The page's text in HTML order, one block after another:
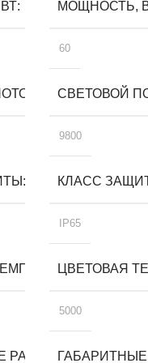
ЛМ
К
РАЗМЕРЫ, ММ
МОЩНОСТЬ,
60
СВЕТОВОЙ
9800
КЛАСС
IP65
ЦВЕТОВАЯ
5000